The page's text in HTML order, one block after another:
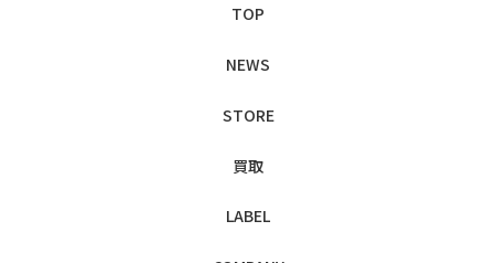
TOP
NEWS
STORE
買取
LABEL